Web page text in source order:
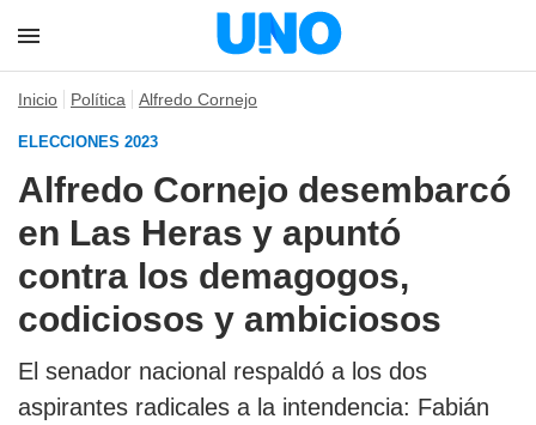
Inicio Política Alfredo Cornejo
ELECCIONES 2023
Alfredo Cornejo desembarcó
en Las Heras y apuntó
contra los demagogos,
codiciosos y ambiciosos
El senador nacional respaldó a los dos
aspirantes radicales a la intendencia: Fabián